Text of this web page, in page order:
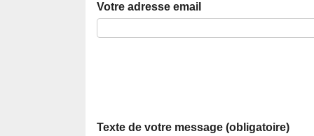
Votre adresse email
Texte de votre message (obligatoire)